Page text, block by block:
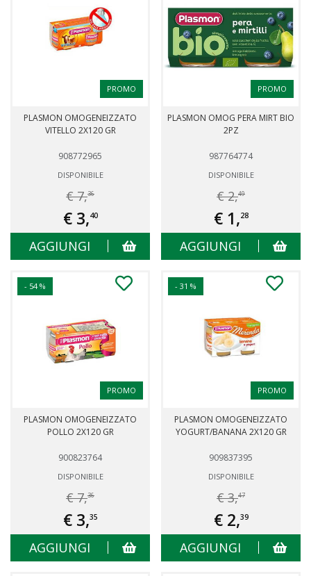
PROMO
PLASMON OMOGENEIZZATO
VITELLO 2X120 GR
908772965
DISPONIBILE
€ 7,36
€ 3,40
AGGIUNGI
PROMO
PLASMON OMOG PERA MIRT BIO
2PZ
987764774
DISPONIBILE
€ 2,49
€ 1,28
AGGIUNGI
- 54 %
PROMO
PLASMON OMOGENEIZZATO
POLLO 2X120 GR
900823764
DISPONIBILE
€ 7,36
€ 3,35
AGGIUNGI
- 31 %
PROMO
PLASMON OMOGENEIZZATO
YOGURT/BANANA 2X120 GR
909837395
DISPONIBILE
€ 3,47
€ 2,39
AGGIUNGI